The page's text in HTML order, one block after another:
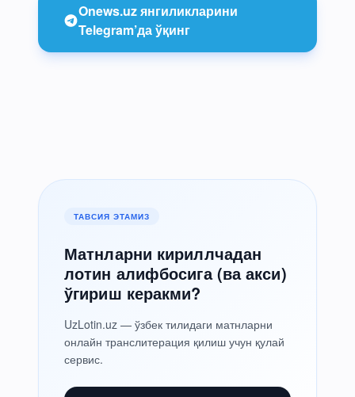
Onews.uz янгиликларини
Telegram’да ўқинг
ТАВСИЯ ЭТАМИЗ
Матнларни кириллчадан
лотин алифбосига (ва акси)
ўгириш керакми?
UzLotin.uz — ўзбек тилидаги матнларни
онлайн транслитерация қилиш учун қулай
сервис.